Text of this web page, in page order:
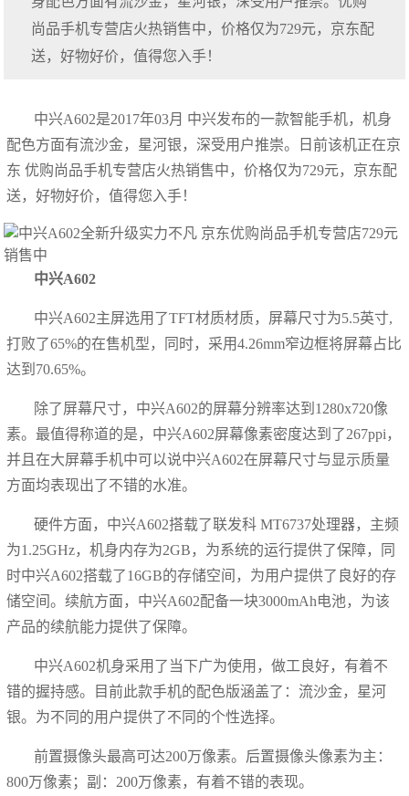
尚品手机专营店火热销售中，价格仅为729元，京东配
送，好物好价，值得您入手！
中兴A602是2017年03月 中兴发布的一款智能手机，机身
配色方面有流沙金，星河银，深受用户推崇。日前该机正在京
东 优购尚品手机专营店火热销售中，价格仅为729元，京东配
送，好物好价，值得您入手！
中兴A602
中兴A602主屏选用了TFT材质材质，屏幕尺寸为5.5英寸,
打败了65%的在售机型，同时，采用4.26mm窄边框将屏幕占比
达到70.65%。
除了屏幕尺寸，中兴A602的屏幕分辨率达到1280x720像
素。最值得称道的是，中兴A602屏幕像素密度达到了267ppi，
并且在大屏幕手机中可以说中兴A602在屏幕尺寸与显示质量
方面均表现出了不错的水准。
硬件方面，中兴A602搭载了联发科 MT6737处理器， 主频
为1.25GHz，机身内存为2GB，为系统的运行提供了保障，同
时中兴A602搭载了16GB的存储空间，为用户提供了良好的存
储空间。续航方面，中兴A602配备一块3000mAh电池，为该
产品的续航能力提供了保障。
中兴A602机身采用了当下广为使用，做工良好，有着不
错的握持感。目前此款手机的配色版涵盖了：流沙金，星河
银。为不同的用户提供了不同的个性选择。
前置摄像头最高可达200万像素。后置摄像头像素为主：
800万像素；副：200万像素，有着不错的表现。